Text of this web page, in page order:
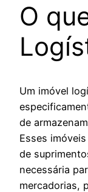
O
Um imóvel
de
Esses
de
necessária
mercadorias,